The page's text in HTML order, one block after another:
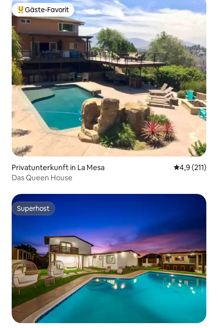
Beliebter Gäste-Favorit.
Gäste-Favorit
Privatunterkunft in La Mesa
4,9 (211)
Das Queen House
Superhost
Superhost